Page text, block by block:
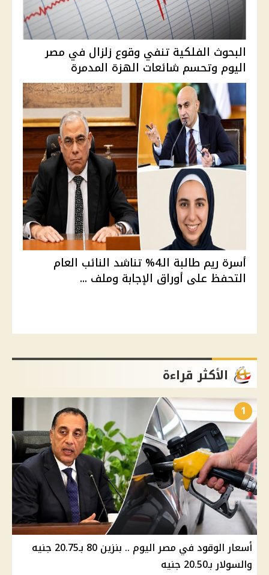
البحوث الفلكية تنفي وقوع زلزال في مصر
اليوم وتحسم شائعات الهزة المدمرة
أسرة ريم طالبة الـ4% تناشد النائب العام
التحفظ على أوراق الإجابة وملف ...
الأكثر قراءة
1
أسعار الوقود في مصر اليوم .. بنزين 80 بـ20.75 جنيه
والسولار بـ20.50 جنيه